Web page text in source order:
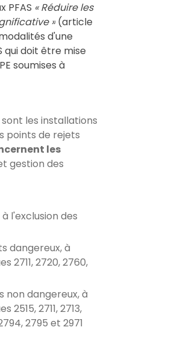
PFAS « Réduire les
» (article
d'une
qui doit être mise
soumises à
les installations
points de rejets
les
gestion des
l'exclusion des
dangereux, à
2711, 2720, 2760,
non dangereux, à
2711, 2713,
2795 et 2971